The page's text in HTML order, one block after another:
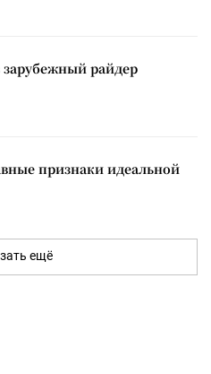
райдер
признаки идеальной
ещё